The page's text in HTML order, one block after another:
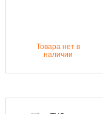
Товара нет в
наличии